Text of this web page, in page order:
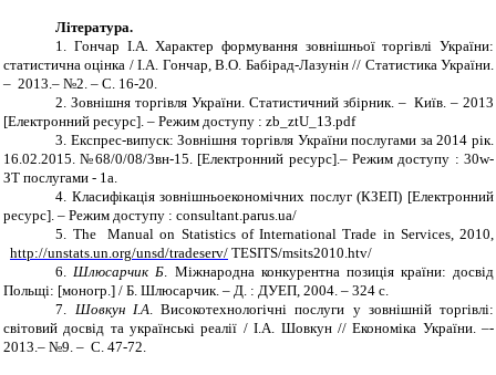
Література.
1. Гончар І.А. Характер формування зовнішньої торгівлі України:
статистична оцінка / І.А. Гончар, В.О. Бабірад-Лазунін // Статистика України.
– 2013.– №2. – С. 16-20.
2. Зовнішня торгівля України. Статистичний збірник. – Київ. – 2013
[Електронний ресурс]. – Режим доступу : zb ztU _13.pdf
3. Експрес-випуск: Зовнішня торгівля України послугами за 2014 рік.
16.02.2015. №68/0/08/3вн-15. [Електронний ресурс].– Режим доступу : 30w-
ЗТ послугами - 1а.
4. Класифікація зовнішньоекономічних послуг (КЗЕП) [Електронний
ресурс]. – Режим доступу : consultant.parus.ua/
5. The Manual on Statistics of International Trade in Services, 2010,
http://unstats.un.org/unsd/tradeserv/ TESITS/msits2010.htv/
6. Шлюсарчик Б. Міжнародна конкурентна позиція країни: досвід
Польщі: [моногр.] / Б. Шлюсарчик. – Д. : ДУЕП, 2004. – 324 с.
7. Шовкун І.А. Високотехнологічніпослуги у зовнішній торгівлі:
світовий досвід та українські реалії / І.А. Шовкун //Економіка України.–­
2013.– №9. – С. 47-72.